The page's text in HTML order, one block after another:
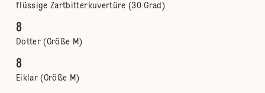
flüssige Zartbitterkuvertüre (30 Grad)
8
Dotter (Größe M)
8
Eiklar (Größe M)